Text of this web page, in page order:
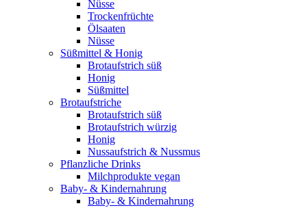
Nüsse
Trockenfrüchte
Ölsaaten
Nüsse
Süßmittel & Honig
Brotaufstrich süß
Honig
Süßmittel
Brotaufstriche
Brotaufstrich süß
Brotaufstrich würzig
Honig
Nussaufstrich & Nussmus
Pflanzliche Drinks
Milchprodukte vegan
Baby- & Kindernahrung
Baby- & Kindernahrung